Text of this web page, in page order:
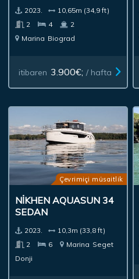
2023.
10,65m (34,9 ft)
2
4
2
Marina Biograd
itibaren 3.900€; / hafta
Çevrimiçi müsaitlik
NIKHEN AQUASUN 34
SEDAN
2023.
10,3m (33,8 ft)
2
6 Marina Seget
Donji